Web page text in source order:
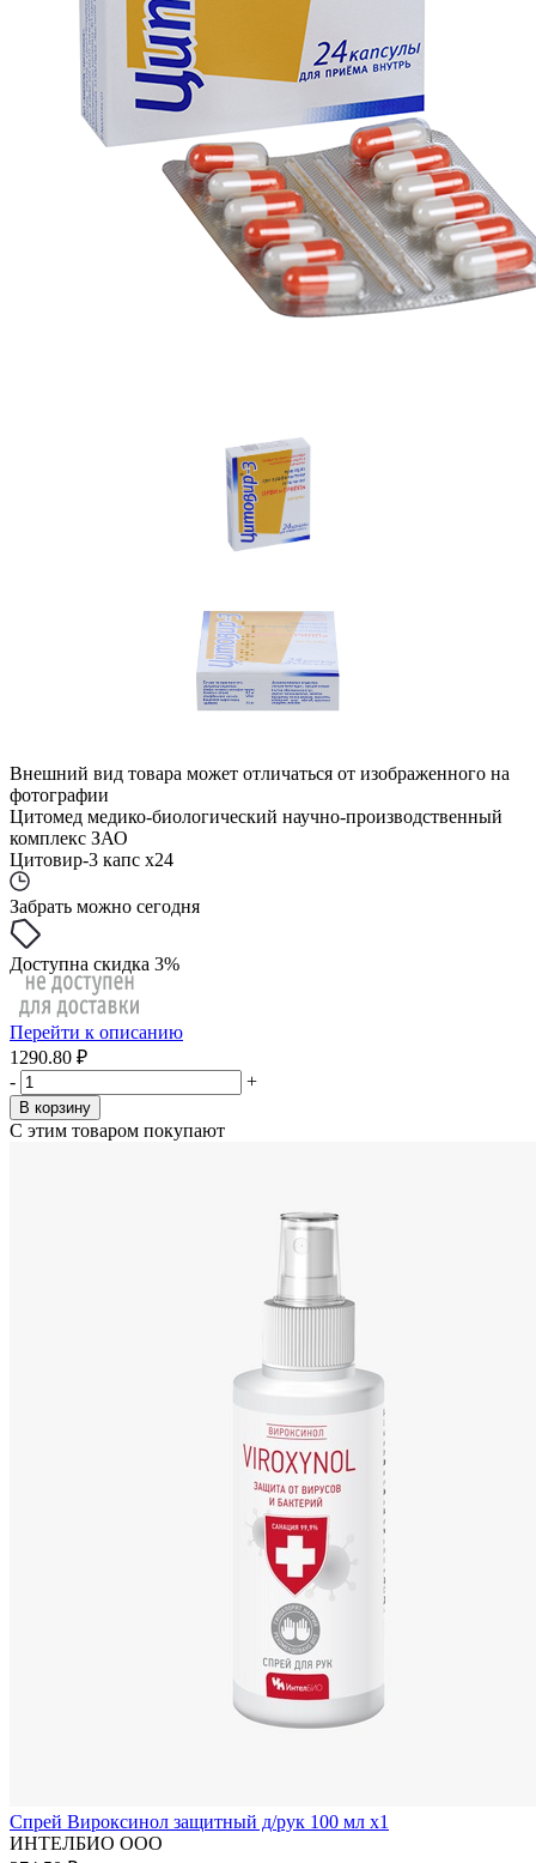
Внешний вид товара может отличаться от изображенного на
фотографии
Цитомед медико-биологический научно-производственный
комплекс ЗАО
Цитовир-3 капс x24
Забрать можно сегодня
Доступна скидка 3%
Перейти к описанию
1290.80 ₽
-
+
В корзину
С этим товаром покупают
Спрей Вироксинол защитный д/рук 100 мл x1
ИНТЕЛБИО ООО